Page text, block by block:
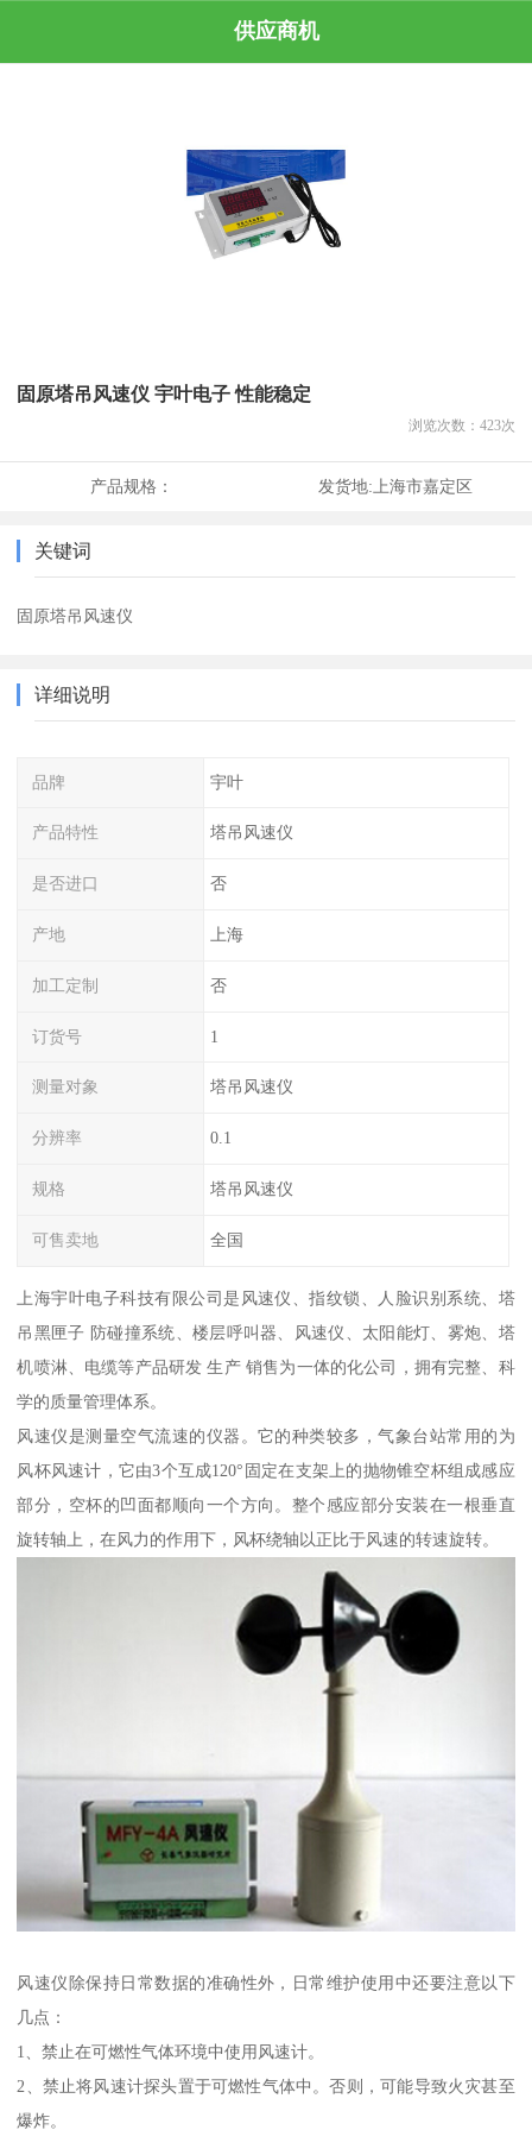
供应商机
固原塔吊风速仪 宇叶电子 性能稳定
浏览次数： 423次
产品规格： 发货地:上海市嘉定区
关键词
固原塔吊风速仪
详细说明
品牌 宇叶
产品特性 塔吊风速仪
是否进口 否
产地 上海
加工定制 否
订货号 1
测量对象 塔吊风速仪
分辨率 0.1
规格 塔吊风速仪
可售卖地 全国
上海宇叶电子科技有限公司是风速仪、指纹锁、人脸识别系统、塔
吊黑匣子 防碰撞系统、楼层呼叫器、风速仪、太阳能灯、雾炮、塔
机喷淋、电缆等产品研发 生产 销售为一体的化公司，拥有完整、科
学的质量管理体系。
风速仪是测量空气流速的仪器。它的种类较多，气象台站常用的为
风杯风速计，它由3个互成120°固定在支架上的抛物锥空杯组成感应
部分，空杯的凹面都顺向一个方向。整个感应部分安装在一根垂直
旋转轴上，在风力的作用下，风杯绕轴以正比于风速的转速旋转。
风速仪除保持日常数据的准确性外，日常维护使用中还要注意以下
几点：
1、禁止在可燃性气体环境中使用风速计。
2、禁止将风速计探头置于可燃性气体中。否则，可能导致火灾甚至
爆炸。